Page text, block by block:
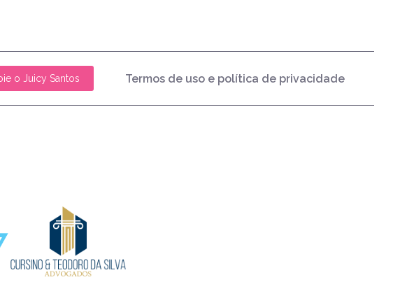
o Juicy Santos Termos de uso e política de privacidade